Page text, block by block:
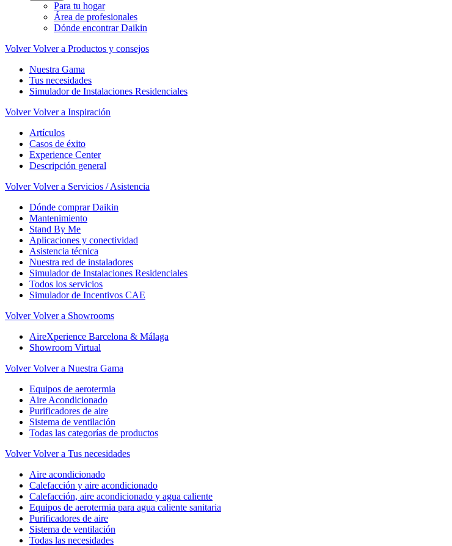
Para tu hogar
Área de profesionales
Dónde encontrar Daikin
Volver Volver a Productos y consejos
Nuestra Gama
Tus necesidades
Simulador de Instalaciones Residenciales
Volver Volver a Inspiración
Artículos
Casos de éxito
Experience Center
Descripción general
Volver Volver a Servicios / Asistencia
Dónde comprar Daikin
Mantenimiento
Stand By Me
Aplicaciones y conectividad
Asistencia técnica
Nuestra red de instaladores
Simulador de Instalaciones Residenciales
Todos los servicios
Simulador de Incentivos CAE
Volver Volver a Showrooms
AireXperience Barcelona & Málaga
Showroom Virtual
Volver Volver a Nuestra Gama
Equipos de aerotermia
Aire Acondicionado
Purificadores de aire
Sistema de ventilación
Todas las categorías de productos
Volver Volver a Tus necesidades
Aire acondicionado
Calefacción y aire acondicionado
Calefacción, aire acondicionado y agua caliente
Equipos de aerotermia para agua caliente sanitaria
Purificadores de aire
Sistema de ventilación
Todas las necesidades